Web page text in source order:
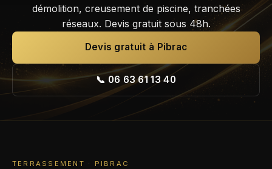
démolition, creusement de piscine, tranchées
réseaux. Devis gratuit sous 48h.
Devis gratuit à Pibrac
📞 06 63 61 13 40
TERRASSEMENT · PIBRAC